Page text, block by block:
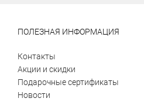
ПОЛЕЗНАЯ ИНФОРМАЦИЯ
Контакты
Акции и скидки
Подарочные сертификаты
Новости